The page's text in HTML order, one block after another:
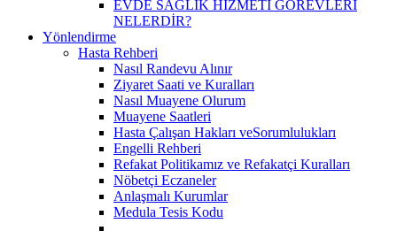
EVDE SAĞLIK HİZMETİ GÖREVLERİ
NELERDİR?
Yönlendirme
Hasta Rehberi
Nasıl Randevu Alınır
Ziyaret Saati ve Kuralları
Nasıl Muayene Olurum
Muayene Saatleri
Hasta Çalışan Hakları veSorumlulukları
Engelli Rehberi
Refakat Politikamız ve Refakatçi Kuralları
Nöbetçi Eczaneler
Anlaşmalı Kurumlar
Medula Tesis Kodu